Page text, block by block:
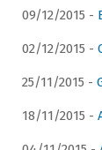
09/12/2015 -
02/12/2015 -
25/11/2015 -
18/11/2015 -